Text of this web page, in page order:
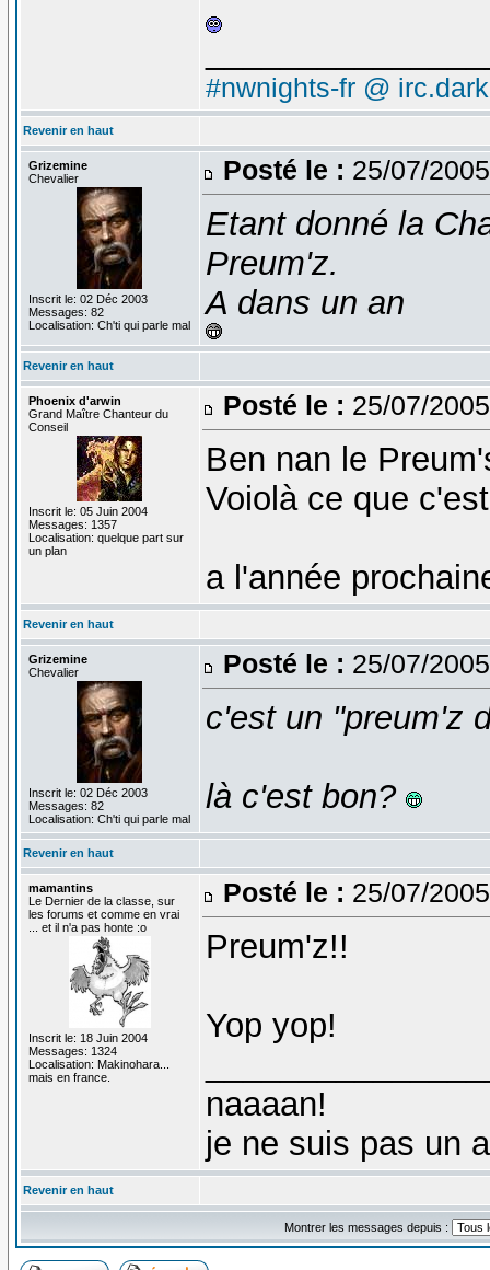
#nwnights-fr @
Revenir en haut
Grizemine
Chevalier
Inscrit le: 02 Déc 2003
Messages: 82
Localisation: Ch'ti qui parle mal
Posté le : 25/07/
Etant donné la
Preum'z.
A dans un an
Revenir en haut
Phoenix d'arwin
Grand Maître Chanteur du
Conseil
Inscrit le: 05 Juin 2004
Messages: 1357
Localisation: quelque part sur
un plan
Posté le : 25/07/
Ben nan le
Voiolà ce que
a l'année
Revenir en haut
Grizemine
Chevalier
Inscrit le: 02 Déc 2003
Messages: 82
Localisation: Ch'ti qui parle mal
Posté le : 25/07/
c'est un "preum'z
là c'est bon?
Revenir en haut
mamantins
Le Dernier de la classe, sur
les forums et comme en vrai
... et il n'a pas honte :o
Inscrit le: 18 Juin 2004
Messages: 1324
Localisation: Makinohara...
mais en france.
Posté le : 25/07/
Preum'z!!
Yop yop!
naaaan!
je ne suis pas un
Revenir en haut
Montrer les messages depuis :